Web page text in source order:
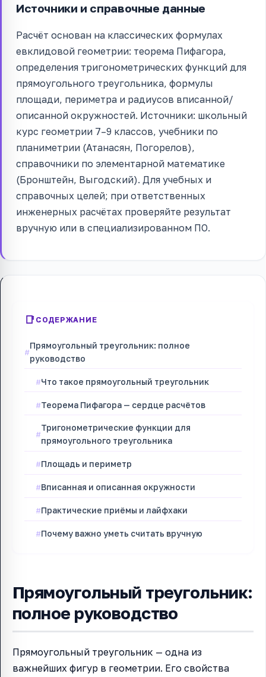
Источники и справочные данные
Расчёт основан на классических формулах
евклидовой геометрии: теорема Пифагора,
определения тригонометрических функций для
прямоугольного треугольника, формулы
площади, периметра и радиусов вписанной/
описанной окружностей. Источники: школьный
курс геометрии 7–9 классов, учебники по
планиметрии (Атанасян, Погорелов),
справочники по элементарной математике
(Бронштейн, Выгодский). Для учебных и
справочных целей; при ответственных
инженерных расчётах проверяйте результат
вручную или в специализированном ПО.
СОДЕРЖАНИЕ
Прямоугольный треугольник: полное
руководство
Что такое прямоугольный треугольник
Теорема Пифагора — сердце расчётов
Тригонометрические функции для
прямоугольного треугольника
Площадь и периметр
Вписанная и описанная окружности
Практические приёмы и лайфхаки
Почему важно уметь считать вручную
Прямоугольный треугольник:
полное руководство
Прямоугольный треугольник — одна из
важнейших фигур в геометрии. Его свойства